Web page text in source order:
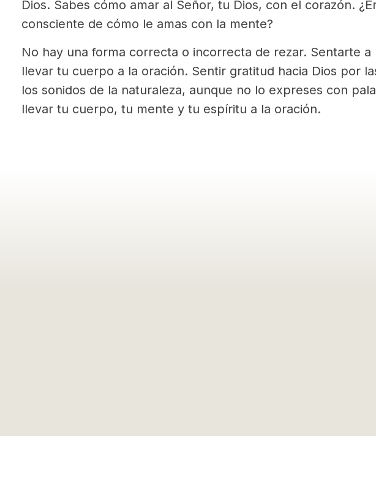
Dios. Sabes cómo amar al Señor, tu Dios, con el corazón.
consciente de cómo le amas con la mente?
No hay una forma correcta o incorrecta de rezar. Sentarte a
llevar tu cuerpo a la oración. Sentir gratitud hacia Dios por
los sonidos de la naturaleza, aunque no lo expreses con
llevar tu cuerpo, tu mente y tu espíritu a la oración.